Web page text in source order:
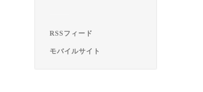
RSSフィード
モバイルサイト